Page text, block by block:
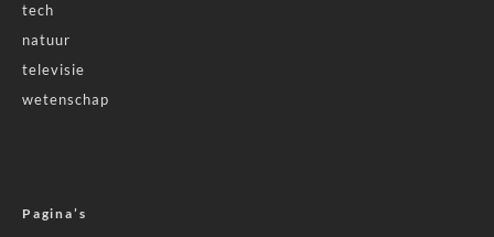
tech
natuur
televisie
wetenschap
Pagina’s